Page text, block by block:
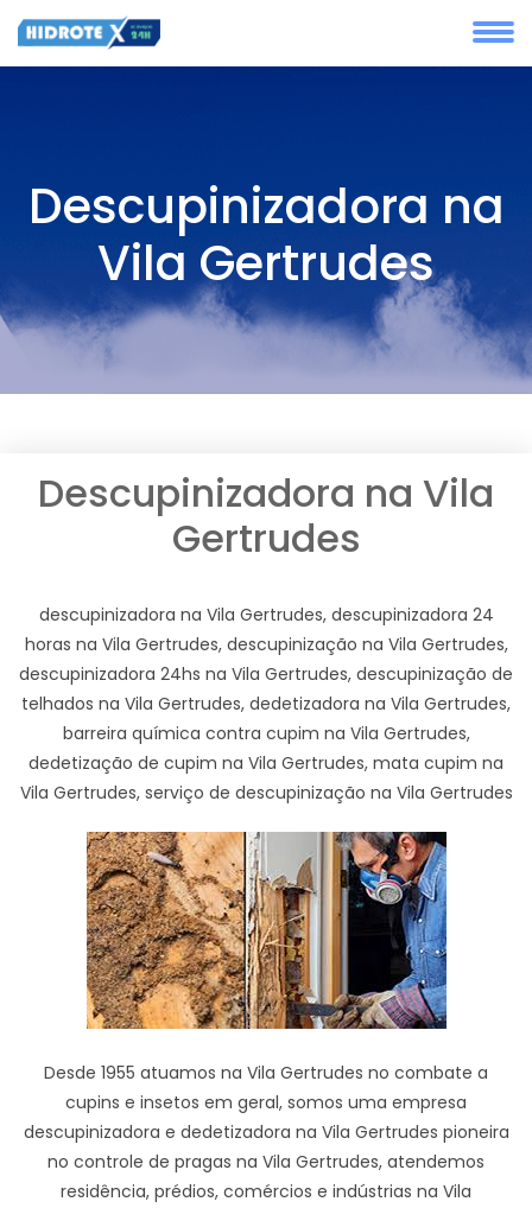
Descupinizadora na
Vila Gertrudes
Descupinizadora na Vila
Gertrudes
descupinizadora na Vila Gertrudes, descupinizadora 24
horas na Vila Gertrudes, descupinização na Vila Gertrudes,
descupinizadora 24hs na Vila Gertrudes, descupinização de
telhados na Vila Gertrudes, dedetizadora na Vila Gertrudes,
barreira química contra cupim na Vila Gertrudes,
dedetização de cupim na Vila Gertrudes, mata cupim na
Vila Gertrudes, serviço de descupinização na Vila Gertrudes
Desde 1955 atuamos na Vila Gertrudes no combate a
cupins e insetos em geral, somos uma empresa
descupinizadora e dedetizadora na Vila Gertrudes pioneira
no controle de pragas na Vila Gertrudes, atendemos
residência, prédios, comércios e indústrias na Vila